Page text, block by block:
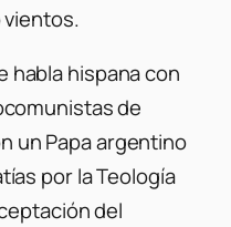
vientos.
habla hispana con
de
un Papa argentino
por la Teología
del